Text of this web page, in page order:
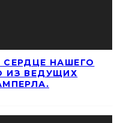
СЕРДЦЕ НАШЕГО
ИЗ ВЕДУЩИХ